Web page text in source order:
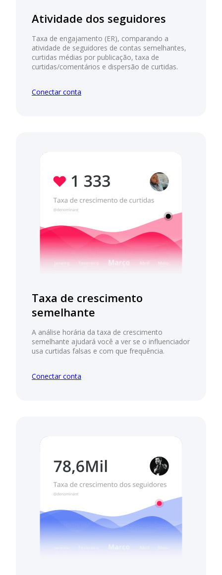
Atividade dos seguidores
Taxa de engajamento (ER), comparando a
atividade de seguidores de contas semelhantes,
curtidas médias por publicação, taxa de
curtidas/comentários e dispersão de curtidas.
Conectar conta
Taxa de crescimento
semelhante
A análise horária da taxa de crescimento
semelhante ajudará você a ver se o influenciador
usa curtidas falsas e com que frequência.
Conectar conta